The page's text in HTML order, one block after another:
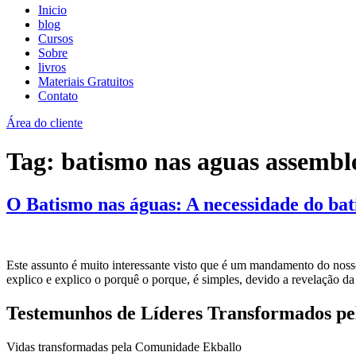
Inicio
blog
Cursos
Sobre
livros
Materiais Gratuitos
Contato
Área do cliente
Tag: batismo nas aguas
O Batismo nas águas: A necessidade do
Este assunto é muito interessante visto que é um mandamento do
explico e explico o porquê o porque, é simples, devido a revelação
Testemunhos de Líderes Transformados
Vidas transformadas pela Comunidade Ekballo